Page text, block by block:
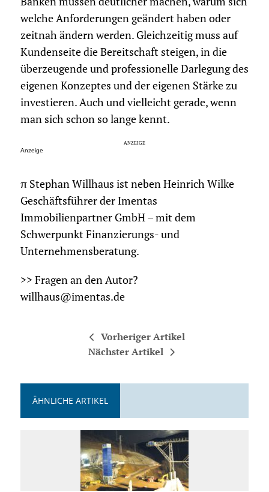
welche Anforderungen geändert haben oder
zeitnah ändern werden. Gleichzeitig muss auf
Kundenseite die Bereitschaft steigen, in die
überzeugende und professionelle Darlegung des
eigenen Konzeptes und der eigenen Stärke zu
investieren. Auch und vielleicht gerade, wenn
man sich schon so lange kennt.
Anzeige
π Stephan Willhaus ist neben Heinrich Wilke
Geschäftsführer der Imentas
Immobilienpartner GmbH – mit dem
Schwerpunkt Finanzierungs- und
Unternehmensberatung.
>> Fragen an den Autor?
willhaus@imentas.de
Vorheriger Artikel
Nächster Artikel
ÄHNLICHE ARTIKEL